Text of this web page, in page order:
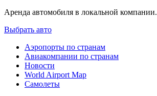
Аренда автомобиля в локальной компании.
Выбрать авто
Аэропорты по странам
Авиакомпании по странам
Новости
World Airport Map
Самолеты